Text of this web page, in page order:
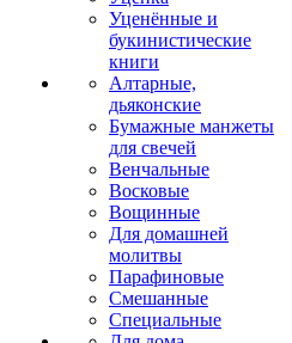
Уценённые и
букинистические
книги
Алтарные,
дьяконские
Бумажные манжеты
для свечей
Венчальные
Восковые
Вощинные
Для домашней
молитвы
Парафиновые
Смешанные
Специальные